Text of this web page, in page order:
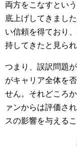
両方をこなすとい
底上げしてきまし
い信頼を得ており
持してきたと見られ
つまり、誤訳問題
がキャリア全体を
せん。それどころ
ァンからは評価さ
スの影響を与える